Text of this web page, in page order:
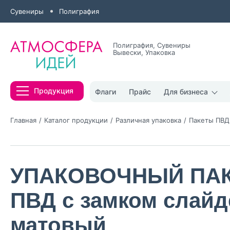
Сувениры Полиграфия
Полиграфия, Сувениры
Вывески, Упаковка
Продукция Флаги Прайс Для бизнеса
Главная Каталог продукции Различная упаковка Пакеты
УПАКОВОЧНЫЙ
ПВД с замком
матовый
Нажимая
политикой
Нажимая на